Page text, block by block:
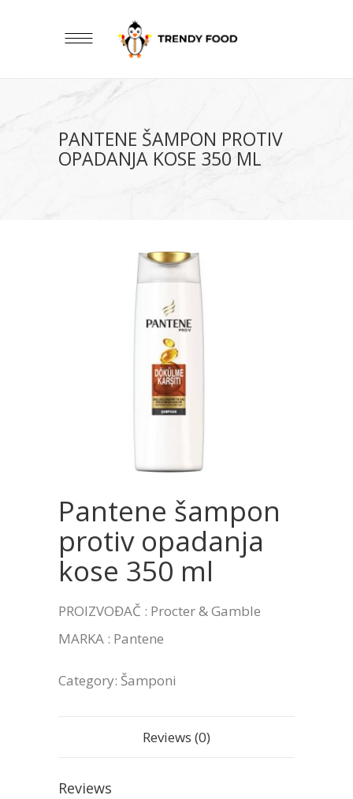
PANTENE ŠAMPON PROTIV
OPADANJA KOSE 350 ML
Pantene šampon
protiv opadanja
kose 350 ml
PROIZVOĐAČ : Procter & Gamble
MARKA : Pantene
Category: Šamponi
Reviews (0)
Reviews